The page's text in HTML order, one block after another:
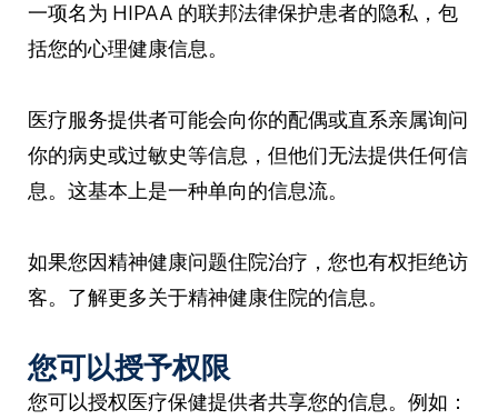
一项名为 HIPAA 的联邦法律保护患者的隐私，包
括您的心理健康信息。
医疗服务提供者可能会向你的配偶或直系亲属询问
你的病史或过敏史等信息，但他们无法提供任何信
息。这基本上是一种单向的信息流。
如果您因精神健康问题住院治疗，您也有权拒绝访
客。了解更多关于精神健康住院的信息。
您可以授予权限
您可以授权医疗保健提供者共享您的信息。例如：